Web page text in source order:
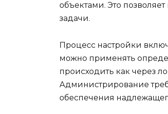
объектами. Это
задачи.
Процесс настройки
можно применять
происходить как через
Администрирование
обеспечения